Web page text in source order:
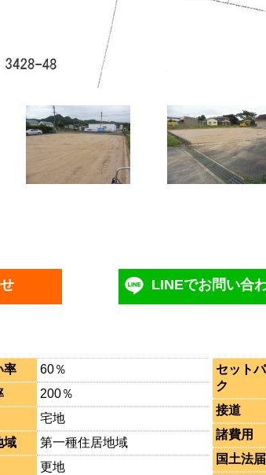
LINEでお問い合
率
60％
200％
宅地
域
第一種住居地域
更地
セット
ク
接道
諸費用
国土法